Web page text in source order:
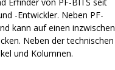
-Entwickler. Neben PF-
kann auf einen inzwischen
Neben der technischen
und Kolumnen.